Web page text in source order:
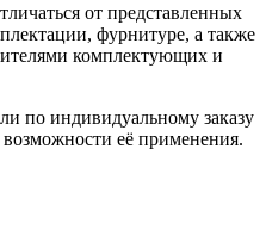
от представленных
фурнитуре, а также
комплектующих и
по индивидуальному заказу
её применения.